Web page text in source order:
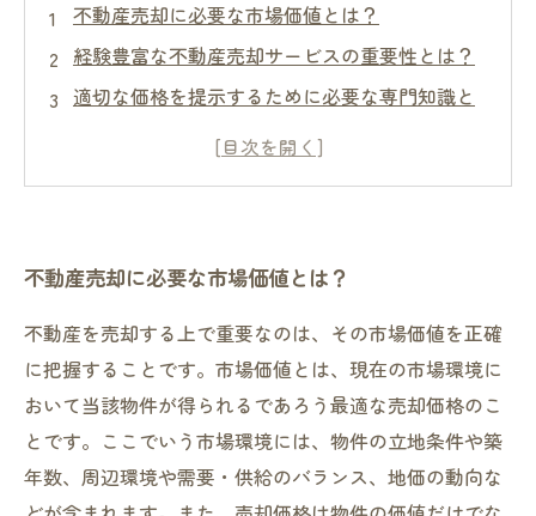
不動産売却に必要な市場価値とは？
経験豊富な不動産売却サービスの重要性とは？
適切な価格を提示するために必要な専門知識と
不動産売却に必要な市場価値とは？
不動産を売却する上で重要なのは、その市場価値を正確
に把握することです。市場価値とは、現在の市場環境に
おいて当該物件が得られるであろう最適な売却価格のこ
とです。ここでいう市場環境には、物件の立地条件や築
年数、周辺環境や需要・供給のバランス、地価の動向な